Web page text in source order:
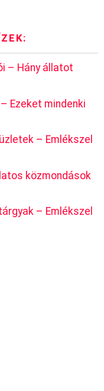
– Hány állatot
Ezeket mindenki
– Emlékszel
közmondások
– Emlékszel